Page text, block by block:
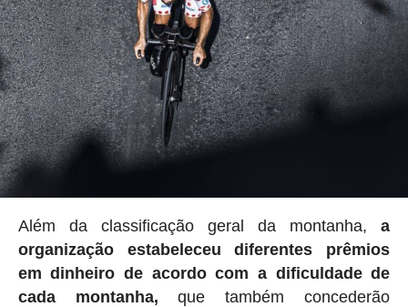
Além da classificação geral da montanha,a
organização estabeleceu
diferentes prêmios
em dinheiro de acordo com a dificuldade de
cada montanha, que também concederão